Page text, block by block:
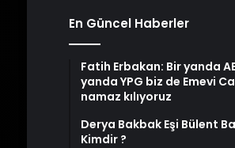
En Güncel Haberler
Fatih Erbakan: Bir yanda
yanda YPG biz de Emevi
namaz kılıyoruz
Derya Bakbak Eşi Bülent
Kimdir ?